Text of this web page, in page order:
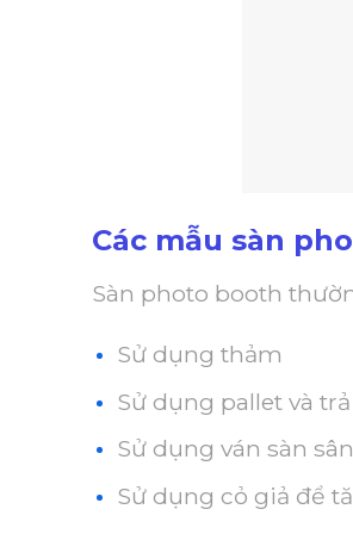
Các mẫu sàn
Sàn photo booth
Sử dụng thảm
Sử dụng pallet và
Sử dụng ván sàn
Sử dụng cỏ giả để